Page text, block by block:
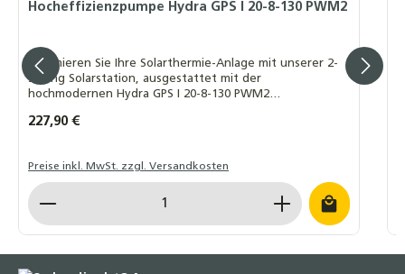
Solar & Wärmepumpe inkl. Rohrschelle und
7,40 €
Hocheffizienzpumpe Hydra GPS I 20-8-130 PWM2
Optimieren Sie Ihre Solarthermie-Anlage mit unserer 2-
Strang Solarstation, ausgestattet mit der
hochmodernen Hydra GPS I 20-8-130 PWM2
Regulärer Preis:
227,90 €
Preise inkl. MwSt. zzgl. Versandkosten
Produkt Anzahl: Gib den gewünschten Wert